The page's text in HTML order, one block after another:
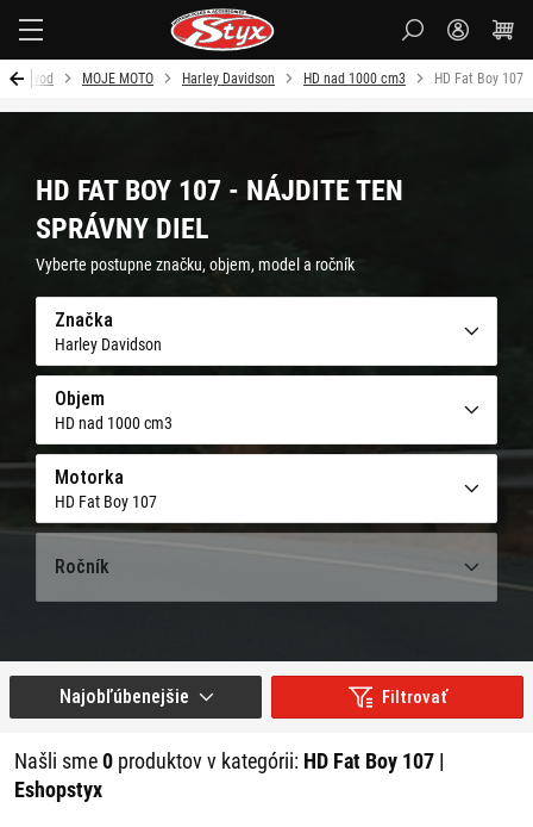
Úvod MOJE MOTO Harley Davidson HD nad 1000 cm3 HD Fat Boy 107
HD FAT BOY 107 - NÁJDITE TEN
SPRÁVNY DIEL
Vyberte postupne značku, objem, model a ročník
Značka
Harley Davidson
Objem
HD nad 1000 cm3
Motorka
HD Fat Boy 107
Ročník
Filtrovať
Našli sme0 produktov v kategórii: HD Fat Boy 107 |
Eshopstyx
Najobľúbenejšie